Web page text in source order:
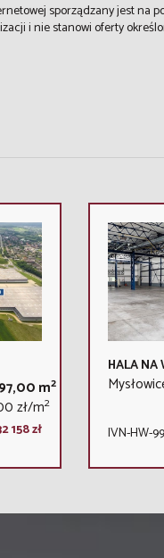
sporządzany jest
i nie stanowi oferty
m2
zł/m2
158 zł
HALA NA
IVN-HW-99